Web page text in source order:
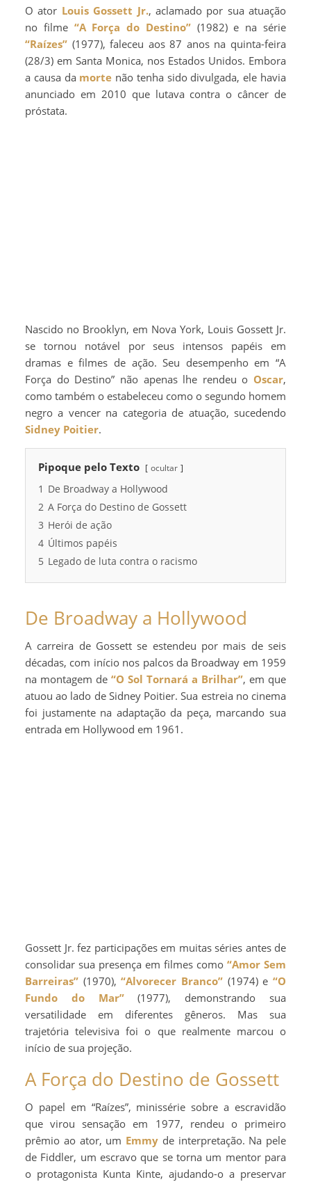
O ator Louis Gossett Jr., aclamado por sua atuação
no filme “A Força do Destino”(1982) e na série
“Raízes” (1977), faleceu aos 87 anos na quinta-feira
(28/3) em Santa Monica, nos Estados Unidos. Embora
a causa da morte não tenha sido divulgada, ele havia
anunciado em 2010 que lutava contra o câncer de
próstata.
Nascido no Brooklyn, em Nova York, Louis Gossett Jr.
se tornou notável por seus intensos papéis em
dramas e filmes de ação. Seu desempenho em “A
Força do Destino” não apenas lhe rendeu o Oscar,
como também o estabeleceu como o segundo homem
negro a vencer na categoria de atuação, sucedendo
Sidney Poitier.
Pipoque pelo Texto ocultar
1 De Broadway a Hollywood
2 A Força do Destino de Gossett
3 Herói de ação
4 Últimos papéis
5 Legado de luta contra o racismo
De Broadway a Hollywood
A carreira de Gossett se estendeu por mais de seis
décadas, com início nos palcos da Broadway em 1959
na montagem de “O Sol Tornará a Brilhar”, em que
atuou ao lado de Sidney Poitier. Sua estreia no cinema
foi justamente na adaptação da peça, marcando sua
entrada em Hollywood em 1961.
Gossett Jr. fez participações em muitas séries antes de
consolidar sua presença em filmes como “Amor Sem
Barreiras” (1970),“Alvorecer Branco” (1974) e“O
Fundo do Mar”(1977), demonstrando sua
versatilidade em diferentes gêneros. Mas sua
trajetória televisiva foi o que realmente marcou o
início de sua projeção.
A Força do Destino de Gossett
O papel em “Raízes”, minissérie sobre a escravidão
que virou sensação em 1977, rendeu o primeiro
prêmio ao ator, um Emmy de interpretação. Na pele
de Fiddler, um escravo que se torna um mentor para
o protagonista Kunta Kinte, ajudando-o a preservar